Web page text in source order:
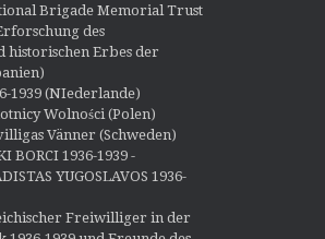
Brigade Memorial Trust
des
historischen Erbes der
1939 (NIederlande)
Wolności (Polen)
Vänner (Schweden)
BORCI 1936-1939 -
YUGOSLAVOS 1936-
Freiwilliger in der